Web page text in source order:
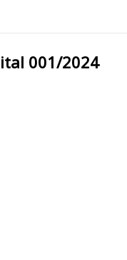
- Edital 001/2024